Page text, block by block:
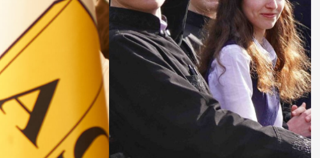
ДУХОВНО СИЛЬНІ!
ВПБА — спільнота, де
формується покликання